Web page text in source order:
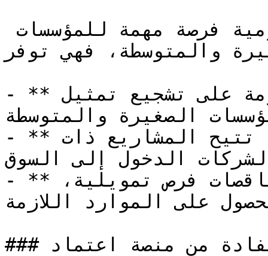
والمتوسطة، فهي توفر:
- **سهولة الوصول**: تعمل الحكومة على تشجيع تمثيل
الصغيرة والمتوسطة.
- **عقود ذات ميزانيات محدودة**: تتيح المشاريع ذات
الدخول إلى السوق.
- **الدعم المالي**: توفر المناقصات فرص تمويلية،
على الموارد اللازمة.
### الاستفادة من منصة اعتماد